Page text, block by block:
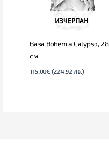
ИЗЧЕРПАН
Ваза Bohemia Calypso, 28
см
115.00€ (224.92 лв.)